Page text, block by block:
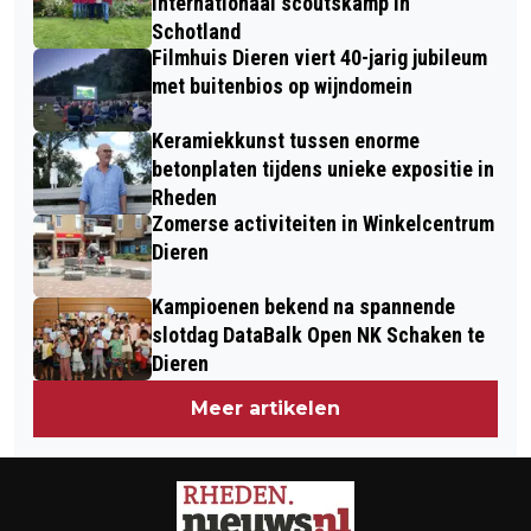
IN WO2
Schotland
Filmhuis Dieren viert 40-jarig jubileum
met buitenbios op wijndomein
Keramiekkunst tussen enorme
betonplaten tijdens unieke expositie in
Rheden
Zomerse activiteiten in Winkelcentrum
Dieren
Kampioenen bekend na spannende
slotdag DataBalk Open NK Schaken te
Dieren
Meer artikelen